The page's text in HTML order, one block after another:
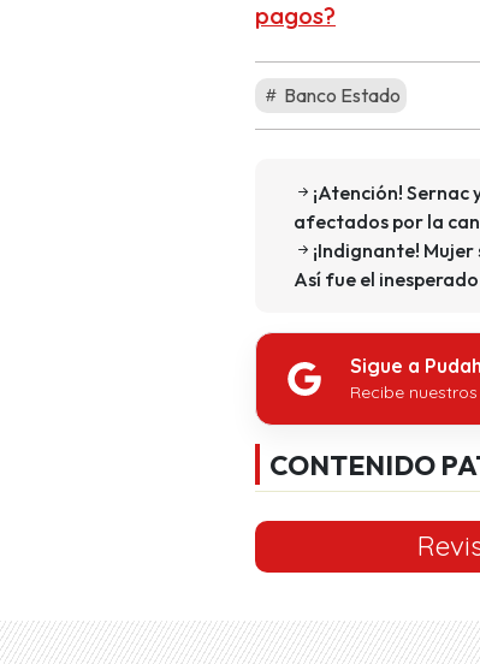
pagos?
Banco Estado
¡Atención! Sernac
afectados por la
¡Indignante!
Así fue el
Sigue a
Recibe
CONTENIDO